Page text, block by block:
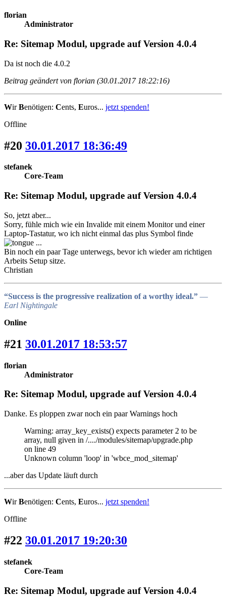
florian
Administrator
Re: Sitemap Modul, upgrade auf Version 4.0.4
Da ist noch die 4.0.2
Beitrag geändert von florian (30.01.2017 18:22:16)
WirBenötigen: Cents, Euros... jetzt spenden!
Offline
#20 30.01.2017 18:36:49
stefanek
Core-Team
Re: Sitemap Modul, upgrade auf Version 4.0.4
So, jetzt aber...
Sorry, fühle mich wie ein Invalide mit einem Monitor und einer
Laptop-Tastatur, wo ich nicht einmal das plus Symbol finde
...
Bin noch ein paar Tage unterwegs, bevor ich wieder am richtigen
Arbeits Setup sitze.
Christian
“Success is the progressive realization of a worthy ideal.” ―
Earl Nightingale
Online
#21 30.01.2017 18:53:57
florian
Administrator
Re: Sitemap Modul, upgrade auf Version 4.0.4
Danke. Es ploppen zwar noch ein paar Warnings hoch
Warning: array_key_exists() expects parameter 2 to be
array, null given in /..../modules/sitemap/upgrade.php
on line 49
Unknown column 'loop' in 'wbce_mod_sitemap'
...aber das Update läuft durch
WirBenötigen: Cents, Euros... jetzt spenden!
Offline
#22 30.01.2017 19:20:30
stefanek
Core-Team
Re: Sitemap Modul, upgrade auf Version 4.0.4